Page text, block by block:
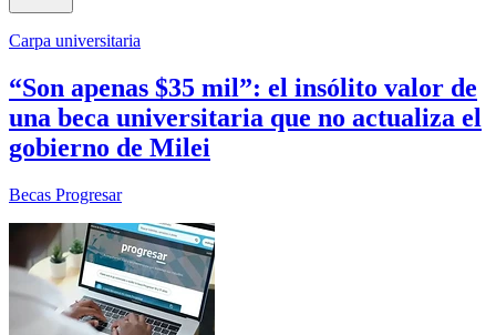
Carpa universitaria
“Son apenas $35 mil”: el insólito valor de
una beca universitaria que no actualiza el
gobierno de Milei
Becas Progresar